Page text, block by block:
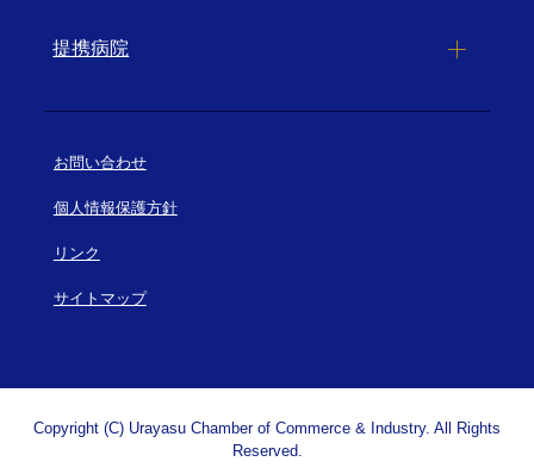
提携病院
お問い合わせ
個人情報保護方針
リンク
サイトマップ
Copyright (C) Urayasu Chamber of Commerce & Industry. All Rights
Reserved.